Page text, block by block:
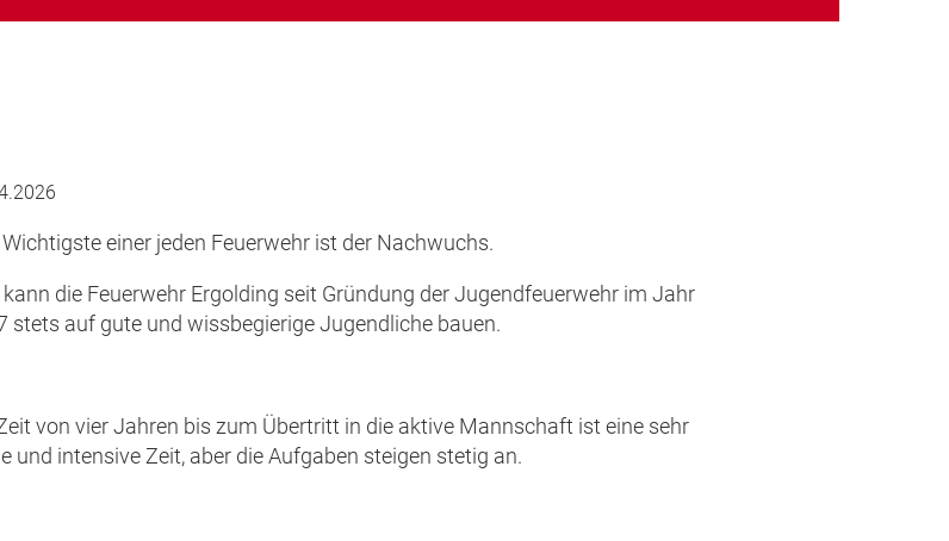
einer jeden Feuerwehr ist der Nachwuchs.
kann die Feuerwehr Ergolding seit Gründung der Jugendfeuerwehr im Jahr
stets auf gute und wissbegierige Jugendliche bauen.
von vier Jahren bis zum Übertritt in die aktive Mannschaft ist eine sehr
und intensive Zeit, aber die Aufgaben steigen stetig an.